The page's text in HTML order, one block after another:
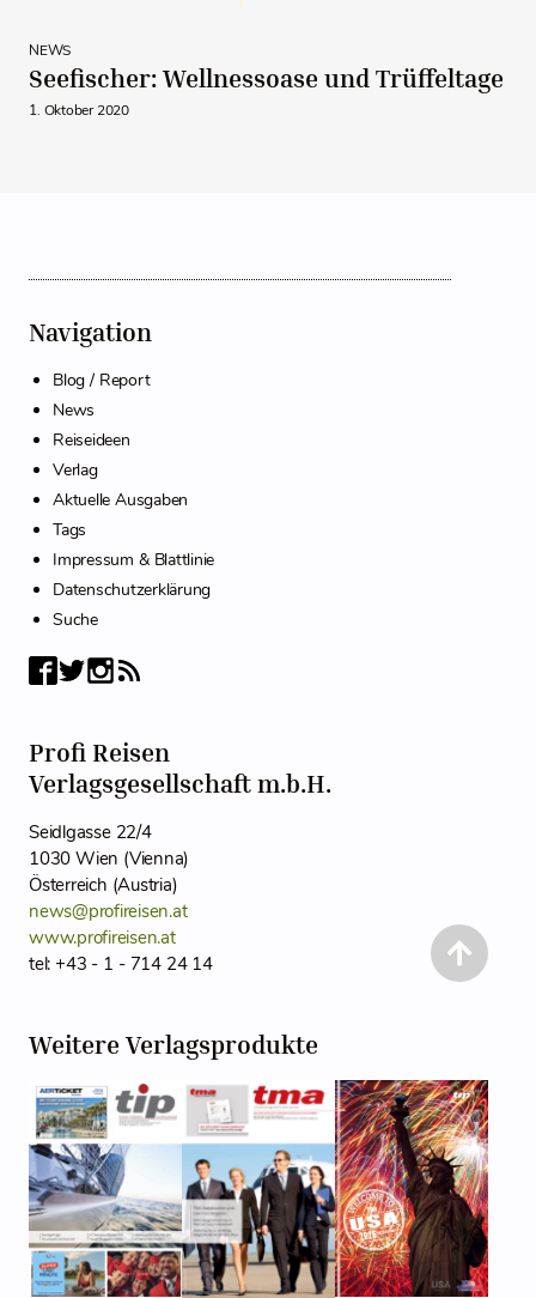
NEWS
Seefischer: Wellnessoase und Trüffeltage
1. Oktober 2020
Navigation
Blog / Report
News
Reiseideen
Verlag
Aktuelle Ausgaben
Tags
Impressum & Blattlinie
Datenschutzerklärung
Suche
Profi Reisen
Verlagsgesellschaft m.b.H.
Seidlgasse 22/4
1030 Wien (Vienna)
Österreich (Austria)
news@profireisen.at
www.profireisen.at
tel: +43 - 1 - 714 24 14
Weitere Verlagsprodukte